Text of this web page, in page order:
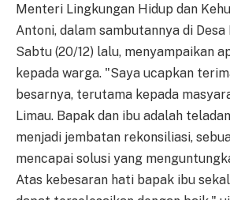
Menteri Lingkungan Hidup dan
Antoni, dalam sambutannya di Desa
Sabtu (20/12) lalu, menyampaikan
kepada warga. "Saya ucapkan
besarnya, terutama kepada
Limau. Bapak dan ibu adalah
menjadi jembatan rekonsiliasi,
mencapai solusi yang
Atas kebesaran hati bapak ibu